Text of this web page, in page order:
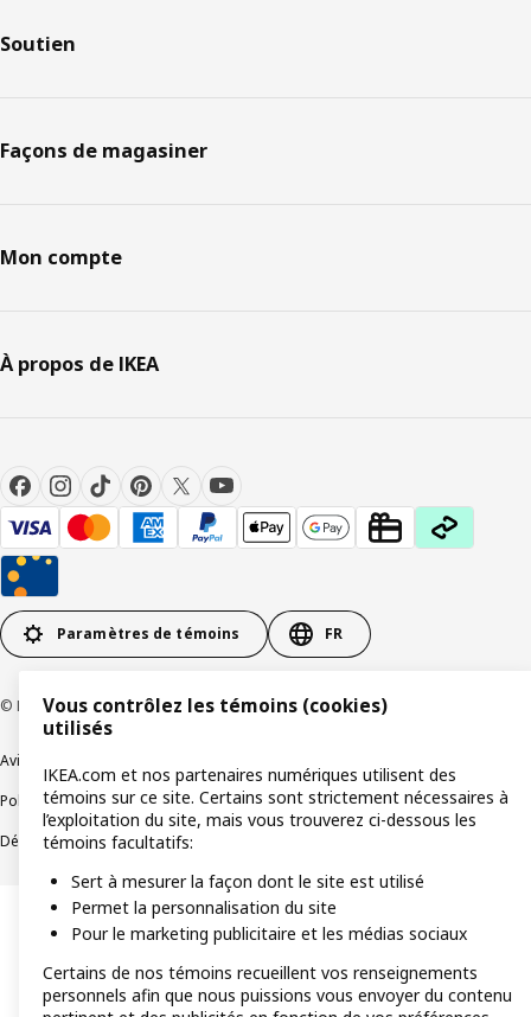
Soutien
Façons de magasiner
Mon compte
À propos de IKEA
Paramètres de témoins FR
© Inter IKEA Systems B.V 1999-2026
Avis de confidentialité
Politique de divulgation responsableModalités
Déclaration sur le travail forcé et les enfants
Vous contrôlez les témoins (cookies)
utilisés
IKEA.com et nos partenaires numériques utilisent des
témoins sur ce site. Certains sont strictement nécessaires à
l’exploitation du site, mais vous trouverez ci-dessous les
témoins facultatifs:
Sert à mesurer la façon dont le site est utilisé
Permet la personnalisation du site
Pour le marketing publicitaire et les médias sociaux
Certains de nos témoins recueillent vos renseignements
personnels afin que nous puissions vous envoyer du contenu